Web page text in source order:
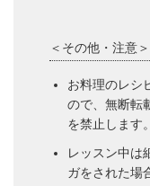
＜その他・注意＞
お料理のレシ
ので、無断転
を禁止します。
レッスン中は
ガをされた場